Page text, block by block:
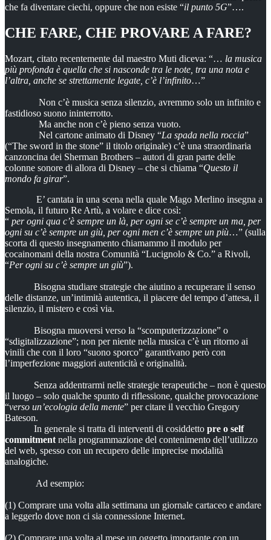
che fa diventare ciechi, oppure che non esiste “il punto 5G”….
CHE FARE, CHE PROVARE A FARE?
Mozart, citato recentemente dal maestro Muti diceva: “… la musica
più profonda è quella che si nasconde tra le note, tra una nota e
l’altra, anche se strettamente legate, c’è l’infinito…”
Non c’è musica senza silenzio, avremmo solo un infinito e
fastidioso suono ininterrotto.
Ma anche non c’è pieno senza vuoto.
Nel cartone animato di Disney “La spada nella roccia”
(“The sword in the stone” il titolo originale) c’è una straordinaria
canzoncina dei Sherman Brothers – autori di gran parte delle
colonne sonore di allora di Disney – che si chiama “Questo il
mondo fa girar”.
E’ cantata in una scena nella quale Mago Merlino insegna a
Semola, il futuro Re Artù, a volare e dice così:
“ per ogni qua c’è sempre un là, per ogni se c’è sempre un ma, per
ogni su c’è sempre un giù, per ogni men c’è sempre un più…” (sulla
scorta di questo insegnamento chiamammo il modulo per
cocainomani della nostra Comunità “Lucignolo & Co.” a Rivoli,
“Per ogni su c’è sempre un giù”).
Bisogna studiare strategie che aiutino a recuperare il senso
delle distanze, un’intimità autentica, il piacere del tempo d’attesa, il
silenzio, il mistero e così via.
Bisogna muoversi verso la “scomputerizzazione” o
“sdigitalizzazione”; non per niente nella musica c’è un ritorno ai
vinili che con il loro “suono sporco” garantivano però con
l’imperfezione maggiori autenticità e originalità.
Senza addentrarmi nelle strategie terapeutiche – non è questo
il luogo – solo qualche spunto di riflessione, qualche provocazione
“verso un’ecologia della mente” per citare il vecchio Gregory
Bateson.
In generale si tratta di interventi di cosiddetto pre o self
commitment nella programmazione del contenimento dell’utilizzo
del web, spesso con un recupero delle imprecise modalità
analogiche.
Ad esempio:
(1) Comprare una volta alla settimana un giornale cartaceo e andare
a leggerlo dove non ci sia connessione Internet.